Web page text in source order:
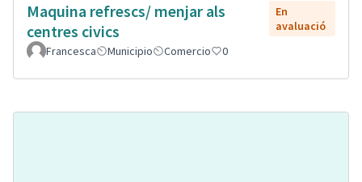
Maquina refrescs/ menjar als
centres civics
En
avaluació
Francesca
Municipio Comercio 0